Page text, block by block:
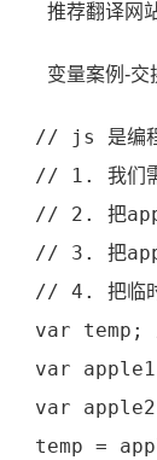
推荐翻译网
变量案例-交
// js 是编程
// 1. 我们需
// 2. 把
// 3. 把
// 4. 把临
var temp; //
var apple1
var apple2
temp =